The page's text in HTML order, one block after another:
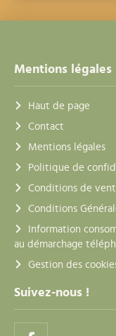
Mentions légales
Haut de page
Contact
Mentions légales
Politique de
Conditions de
Conditions
Information
au démarchage
Gestion des
Suivez-nous !